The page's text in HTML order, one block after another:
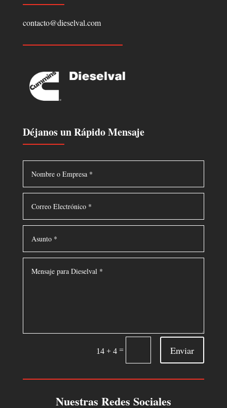
contacto@dieselval.com
Déjanos un Rápido Mensaje
14 + 4 = Enviar
Nuestras Redes Sociales